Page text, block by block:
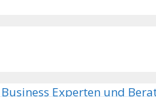
Experten und